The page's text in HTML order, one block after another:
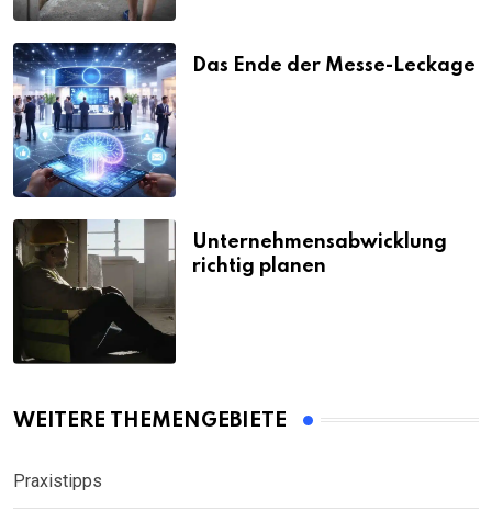
Das Ende der Messe-Leckage
Unternehmensabwicklung
richtig planen
WEITERE THEMENGEBIETE
Praxistipps